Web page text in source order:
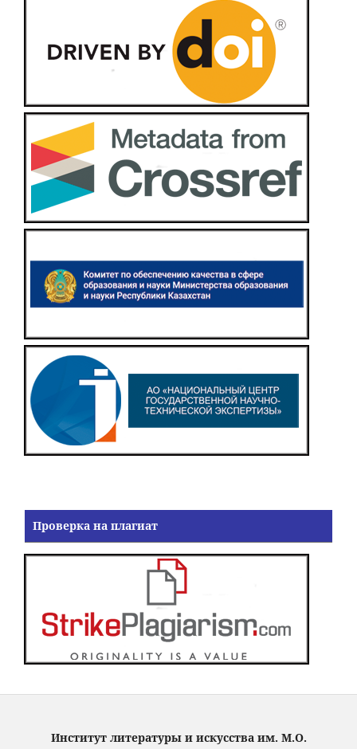
Проверка на плагиат
Институт литературы и искусства им. М.О.